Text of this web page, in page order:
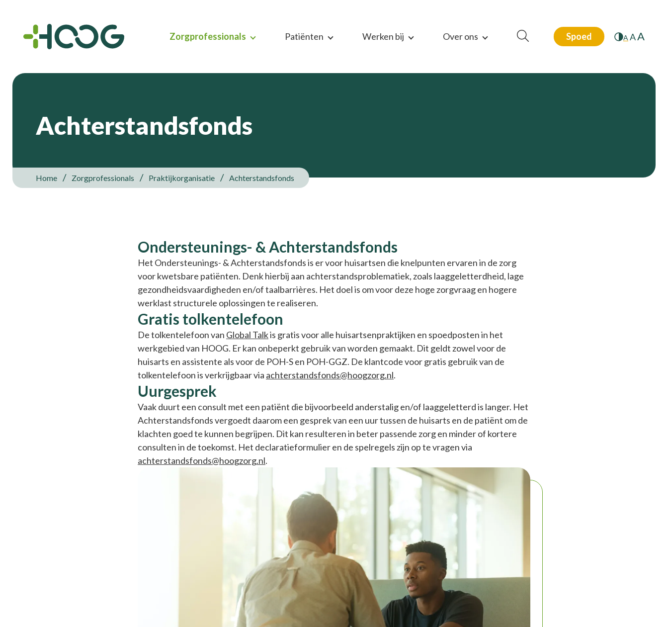
Zorgprofessionals Patiënten Werken bij Over ons Spoed A AA
Achterstandsfonds
Home Zorgprofessionals Praktijkorganisatie Achterstandsfonds
AchterstandsfondsOndersteunings- & Achterstandsfonds
Het Ondersteunings- & Achterstandsfonds is er voor huisartsen die knelpunten ervaren in de zorg
voor kwetsbare patiënten. Denk hierbij aan achterstandsproblematiek, zoals laaggeletterdheid, lage
gezondheidsvaardigheden en/of taalbarrières. Het doel is om voor deze hoge zorgvraag en hogere
werklast structurele oplossingen te realiseren.
Gratis tolkentelefoon
De tolkentelefoon van Global Talkis gratis voor alle huisartsenpraktijken en spoedposten in het
werkgebied van HOOG. Er kan onbeperkt gebruik van worden gemaakt. Dit geldt zowel voor de
huisarts en assistente als voor de POH-S en POH-GGZ. De klantcode voor gratis gebruik van de
tolkentelefoon is verkrijgbaar via achterstandsfonds@hoogzorg.nl.
Uurgesprek
Vaak duurt een consult met een patiënt die bijvoorbeeld anderstalig en/of laaggeletterd is langer. Het
Achterstandsfonds vergoedt daarom een gesprek van een uur tussen de huisarts en de patiënt om de
klachten goed te kunnen begrijpen. Dit kan resulteren in beter passende zorg en minder of kortere
consulten in de toekomst. Het declaratieformulier en de spelregels zijn op te vragen via
achterstandsfonds@hoogzorg.nl.